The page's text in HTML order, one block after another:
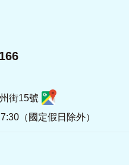
街15號
（國定假日除外）